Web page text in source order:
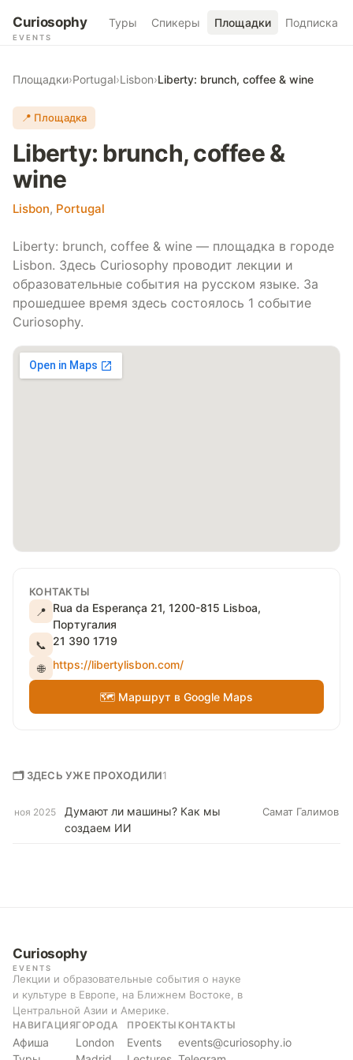
Curiosophy
EVENTS
Туры Спикеры Площадки Подписка
Площадки›Portugal›Lisbon›Liberty: brunch, coffee & wine
📍 Площадка
Liberty: brunch, coffee &
wine
Lisbon, Portugal
Liberty: brunch, coffee & wine — площадка в городе
Lisbon. Здесь Curiosophy проводит лекции и
образовательные события на русском языке. За
прошедшее время здесь состоялось 1 событие
Curiosophy.
КОНТАКТЫ
📍 Rua da Esperança 21, 1200-815 Lisboa,
Португалия
📞 21 390 1719
🌐 https://libertylisbon.com/
🗺 Маршрут в Google Maps
🗂 ЗДЕСЬ УЖЕ ПРОХОДИЛИ1
ноя 2025
Думают ли машины? Как мы
создаем ИИ
Самат Галимов
Curiosophy
EVENTS
Лекции и образовательные события о науке
и культуре в Европе, на Ближнем Востоке, в
Центральной Азии и Америке.
НАВИГАЦИЯ
Афиша
ГОРОДА
London
ПРОЕКТЫ
Events
КОНТАКТЫ
events@curiosophy.io